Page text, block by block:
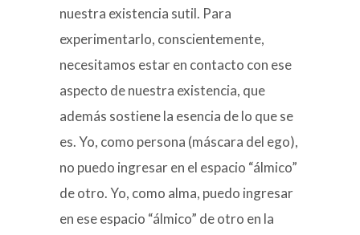
nuestra existencia sutil. Para
experimentarlo, conscientemente,
necesitamos estar en contacto con ese
aspecto de nuestra existencia, que
además sostiene la esencia de lo que se
es. Yo, como persona (máscara del ego),
no puedo ingresar en el espacio “álmico”
de otro. Yo, como alma, puedo ingresar
en ese espacio “álmico” de otro en la